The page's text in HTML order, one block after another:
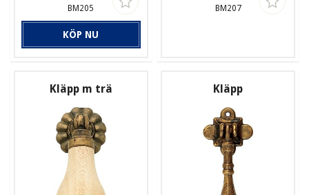
BM205
KÖP NU
BM207
Kläpp m trä Kläpp